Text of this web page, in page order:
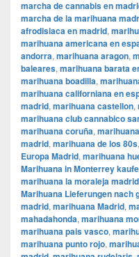
marcha de cannabis en
marcha de la marihuana
afrodisiaca en madrid,
marihuana americana en
andorra, marihuana aragon,
baleares, marihuana barata
marihuana boadilla,
marihuana californiana en
madrid, marihuana castellon,
marihuana club cannabico
marihuana coruña,
madrid, marihuana de los 80s,
Europa Madrid, marihuana
Marihuana in Monterrey
marihuana la moraleja madrid
Marihuana Lieferungen nach
madrid, marihuana Madrid,
mahadahonda, marihuana
marihuana pais vasco,
marihuana punto rojo,